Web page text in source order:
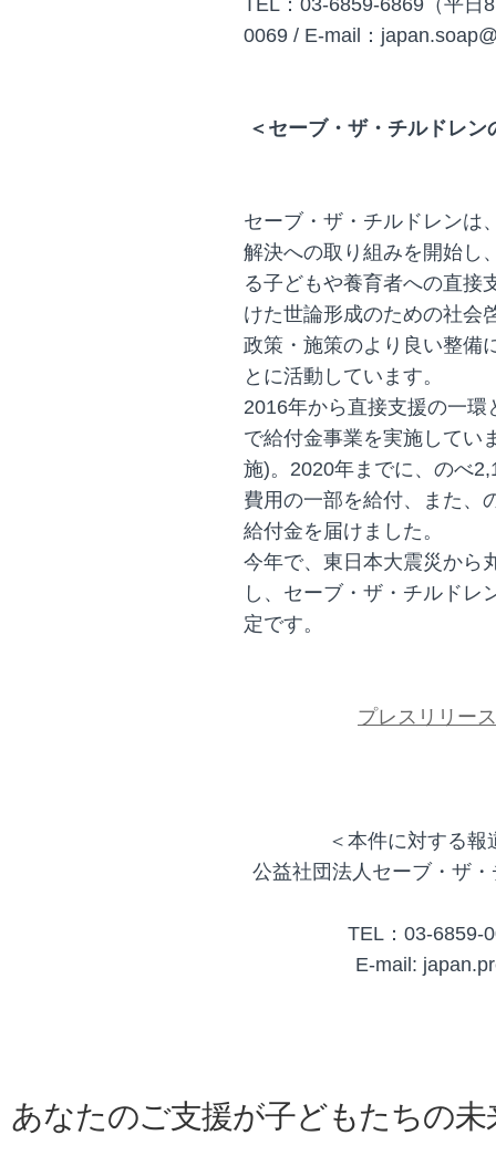
TEL：03-6859-6869（平
0069 / E-mail：
＜セーブ・ザ・チルドレ
セーブ・ザ・チルドレンは
解決への取り組みを開始し
る子どもや養育者への直接
けた世論形成のための社会
政策・施策のより良い整備
とに活動しています。
2016年から直接支援の一
で給付金事業を実施してい
施)。2020年までに、のべ
費用の一部を給付、また、
給付金を届けました。
今年で、東日本大震災から
し、セーブ・ザ・チルドレ
定です。
プレスリリー
＜本件に対する
公益社団法人セーブ・ザ
TEL：03-6859-
E-mail:
あなたのご支援が子どもたちの